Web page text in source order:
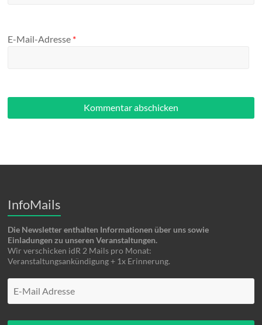
E-Mail-Adresse *
InfoMails
Die Newsletter enthalten Informationen über uns sowie
Einladungen zu unseren Veranstaltungen.
Wir verschicken idR 2 Mails pro Monat:
Veranstaltungsankündigung + 1x Erinnerung.